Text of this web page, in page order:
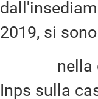
2019, si
nella
Inps sulla